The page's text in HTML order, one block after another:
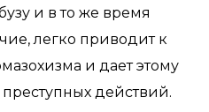
и в то же время
легко приводит к
и дает этому
действий.